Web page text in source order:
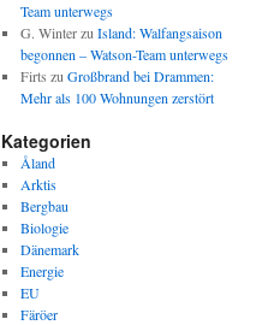
Team unterwegs
G. Winterzu Island: Walfangsaison
begonnen – Watson-Team unterwegs
Firts zu Großbrand bei Drammen:
Mehr als 100 Wohnungen zerstört
Kategorien
Åland
Arktis
Bergbau
Biologie
Dänemark
Energie
EU
Färöer